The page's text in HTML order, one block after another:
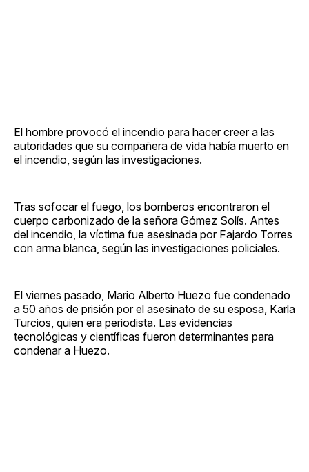
El hombre provocó el incendio para hacer creer a las
autoridades que su compañera de vida había muerto en
el incendio, según las investigaciones.
Tras sofocar el fuego, los bomberos encontraron el
cuerpo carbonizado de la señora Gómez Solís. Antes
del incendio, la víctima fue asesinada por Fajardo Torres
con arma blanca, según las investigaciones policiales.
El viernes pasado, Mario Alberto Huezo fue condenado
a 50 años de prisión por el asesinato de su esposa, Karla
Turcios, quien era periodista. Las evidencias
tecnológicas y científicas fueron determinantes para
condenar a Huezo.